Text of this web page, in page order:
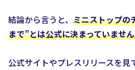
結論から言うと、 ミニストップの
まで”とは公式に決まっていませ
公式サイトやプレスリリースを